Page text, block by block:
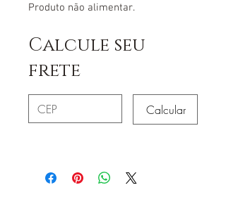
Produto não alimentar.
Calcule seu
frete
Calcular